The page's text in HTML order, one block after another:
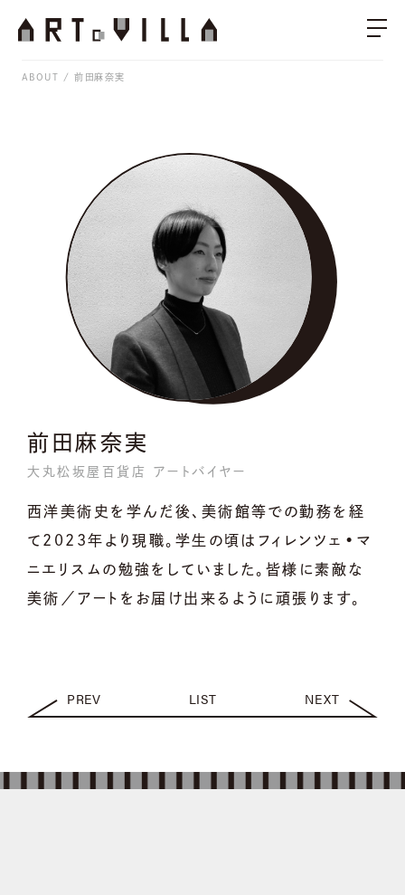
ABOUT 前田麻奈実
前田麻奈実
大丸松坂屋百貨店 アートバイヤー
西洋美術史を学んだ後、美術館等での勤務を経
て2023年より現職。学生の頃はフィレンツェ•マ
ニエリスムの勉強をしていました。皆様に素敵な
美術／アートをお届け出来るように頑張ります。
PREV LIST NEXT